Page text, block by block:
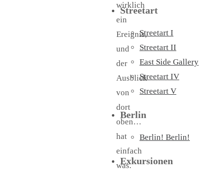
wirklich
ein
Ereignis,
und
der
Ausblick
von
dort
oben…
hat
einfach
was.
Streetart
Streetart I
Streetart II
East Side Gallery
Streetart IV
Streetart V
Berlin
Berlin! Berlin!
Exkursionen